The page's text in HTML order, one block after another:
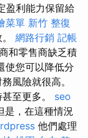
盈利能力保留給
菜單 新竹 整復
網路行銷 記帳
和零售商缺乏積
使您可以降低分
風險就很高。
至更多。 seo
是，在這種情況
他們處理